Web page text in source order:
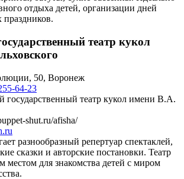
отдыха детей, организации дней
театр кукол
50, Воронеж
64-23
государственный театр кукол имени В.А.
shut.ru/afisha/
разнообразный репертуар спектаклей,
сказки и авторские постановки. Театр
местом для знакомства детей с миром